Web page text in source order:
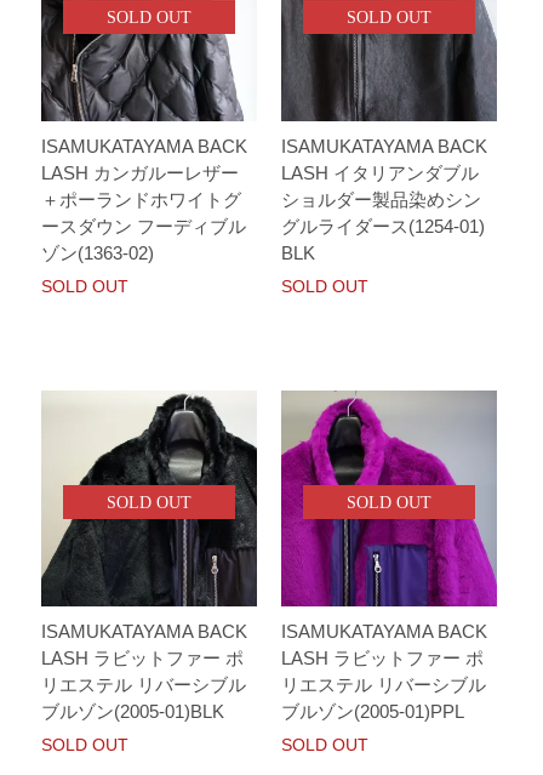
SOLD OUT
ISAMUKATAYAMA BACK
LASH カンガルーレザー
＋ポーランドホワイトグ
ースダウン フーディブル
ゾン(1363-02)
SOLD OUT
SOLD OUT
ISAMUKATAYAMA BACK
LASH イタリアンダブル
ショルダー製品染めシン
グルライダース(1254-01)
BLK
SOLD OUT
SOLD OUT
ISAMUKATAYAMA BACK
LASH ラビットファー ポ
リエステル リバーシブル
ブルゾン(2005-01)BLK
SOLD OUT
SOLD OUT
ISAMUKATAYAMA BACK
LASH ラビットファー ポ
リエステル リバーシブル
ブルゾン(2005-01)PPL
SOLD OUT